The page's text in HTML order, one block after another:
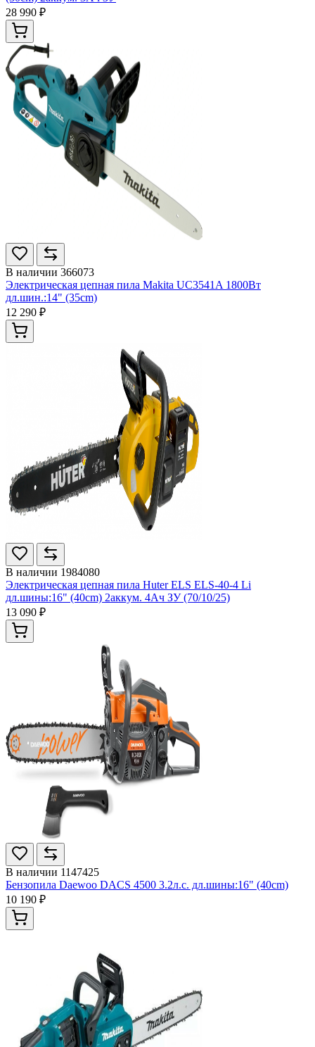
28 990 ₽
В наличии 366073
Электрическая цепная пила Makita UC3541A 1800Вт
дл.шин.:14" (35cm)
12 290 ₽
В наличии 1984080
Электрическая цепная пила Huter ELS ELS-40-4 Li
дл.шины:16" (40cm) 2аккум. 4Ач ЗУ (70/10/25)
13 090 ₽
В наличии 1147425
Бензопила Daewoo DACS 4500 3.2л.с. дл.шины:16" (40cm)
10 190 ₽